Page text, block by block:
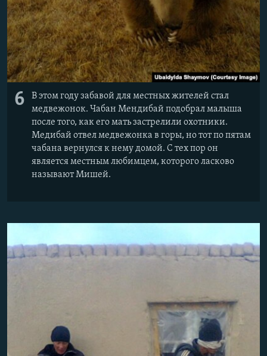
6
В этом году забавой для местных жителей стал
медвежонок. Чабан Мендибай подобрал малыша
после того, как его мать застрелили охотники.
Медибай отвел медвежонка в горы, но тот по пятам
чабана вернулся к нему домой. С тех пор он
является местным любимцем, которого ласково
называют Мишей.